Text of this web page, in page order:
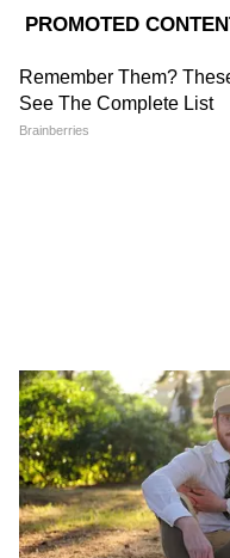
আবহাওয়া অফিস
থেকে আকাশ থাকবে
আবহাওয়ার কারণে
দিন থাকবে গরমের